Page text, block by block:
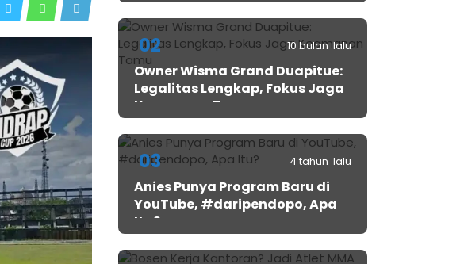
02 10 bulan lalu
Owner Wisma Grand Duapitue:
Legalitas Lengkap, Fokus Jaga
Keamanan Tamu
03 4 tahun lalu
Anies Punya Program Baru di
YouTube, #daripendopo, Apa
Itu?